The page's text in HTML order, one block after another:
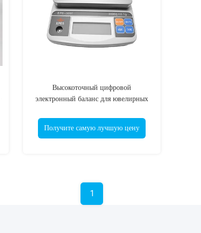
Высокоточный цифровой
электронный баланс для ювелирных
Получите самую лучшую цену
1